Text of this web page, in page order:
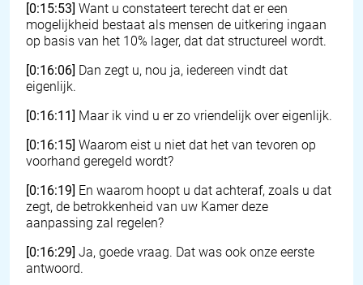
[0:15:53] Want u constateert terecht dat er een
mogelijkheid bestaat als mensen de uitkering ingaan
op basis van het 10% lager, dat dat structureel wordt.
[0:16:06] Dan zegt u, nou ja, iedereen vindt dat
eigenlijk.
[0:16:11] Maar ik vind u er zo vriendelijk over eigenlijk.
[0:16:15] Waarom eist u niet dat het van tevoren op
voorhand geregeld wordt?
[0:16:19] En waarom hoopt u dat achteraf, zoals u dat
zegt, de betrokkenheid van uw Kamer deze
aanpassing zal regelen?
[0:16:29] Ja, goede vraag. Dat was ook onze eerste
antwoord.